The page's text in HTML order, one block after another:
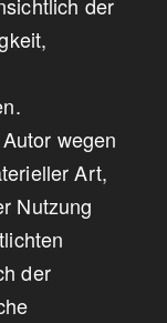
wegen
Art,
Nutzung
der